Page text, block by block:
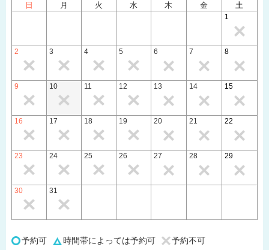
日 月 火 水 木 金 土
1
2 3 4 5 6 7 8
9 10 11 12 13 14 15
16 17 18 19 20 21 22
23 24 25 26 27 28 29
30 31
予約可 時間帯によっては予約可
予約不可